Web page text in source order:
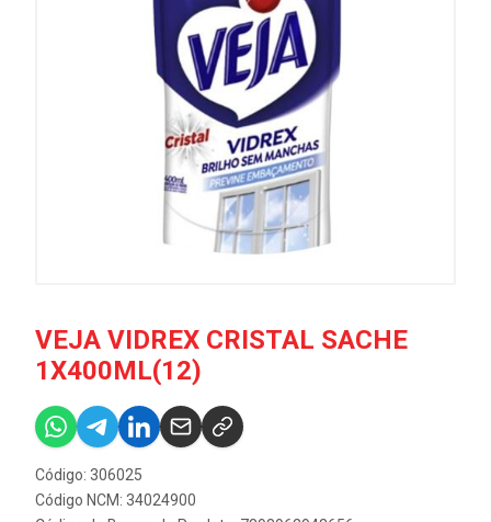
VEJA VIDREX CRISTAL SACHE
1X400ML(12)
Código: 306025
Código NCM: 34024900